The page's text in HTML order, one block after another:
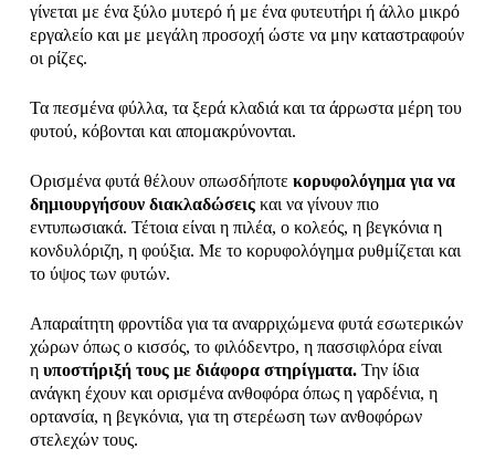
γίνεται με ένα ξύλο μυτερό ή με ένα φυτευτήρι ή άλλο μικρό
εργαλείο και με μεγάλη προσοχή ώστε να μην καταστραφούν
οι ρίζες.
Τα πεσμένα φύλλα, τα ξερά κλαδιά και τα άρρωστα μέρη του
φυτού, κόβονται και απομακρύνονται.
Ορισμένα φυτά θέλουν οπωσδήποτε κορυφολόγημα για να
δημιουργήσουν διακλαδώσειςκαι να γίνουν πιο
εντυπωσιακά. Τέτοια είναι η πιλέα, ο κολεός, η βεγκόνια η
κονδυλόριζη, η φούξια. Με το κορυφολόγημα ρυθμίζεται και
το ύψος των φυτών.
Απαραίτητη φροντίδα για τα αναρριχώμενα φυτά εσωτερικών
χώρων όπως ο κισσός, το φιλόδεντρο, η πασσιφλόρα είναι
η υποστήριξή τους με διάφορα στηρίγματα.Την ίδια
ανάγκη έχουν και ορισμένα ανθοφόρα όπως η γαρδένια, η
ορτανσία, η βεγκόνια, για τη στερέωση των ανθοφόρων
στελεχών τους.